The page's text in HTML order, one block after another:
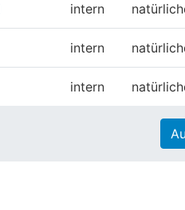
intern
intern
intern